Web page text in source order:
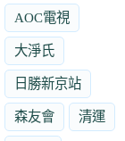
AOC電視
大淨氏
日勝新京站
森友會 清運